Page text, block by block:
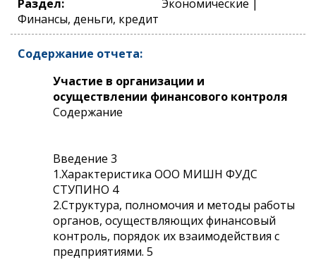
Раздел:
Экономические |
Финансы, деньги, кредит
Содержание отчета:
Участие в организации и
осуществлении финансового контроля
Содержание
Введение 3
1.Характеристика ООО МИШН ФУДС
СТУПИНО 4
2.Структура, полномочия и методы работы
органов, осуществляющих финансовый
контроль, порядок их взаимодействия с
предприятиями. 5